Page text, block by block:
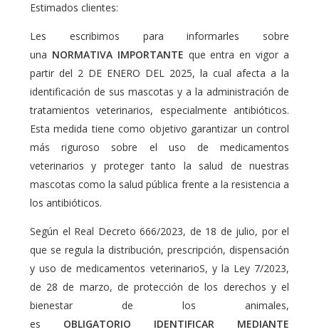
Estimados clientes:
Les escribimos para informarles sobre
una NORMATIVA IMPORTANTE que entra en vigor a
partir del 2 DE ENERO DEL 2025, la cual afecta a la
identificación de sus mascotas y a la administración de
tratamientos veterinarios, especialmente antibióticos.
Esta medida tiene como objetivo garantizar un control
más riguroso sobre el uso de medicamentos
veterinarios y proteger tanto la salud de nuestras
mascotas como la salud pública frente a la resistencia a
los antibióticos.
Según el Real Decreto 666/2023, de 18 de julio, por el
que se regula la distribución, prescripción, dispensación
y uso de medicamentos veterinarioS, y la Ley 7/2023,
de 28 de marzo, de protección de los derechos y el
bienestar de los animales,
es OBLIGATORIO IDENTIFICAR MEDIANTE